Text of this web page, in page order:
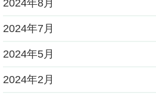
2024年8月
2024年7月
2024年5月
2024年2月